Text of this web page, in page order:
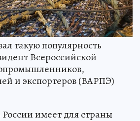
такую популярность
Всероссийской
и экспортеров (ВАРПЭ)
имеет для страны